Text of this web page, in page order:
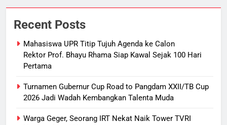
Recent Posts
Mahasiswa UPR Titip Tujuh Agenda ke Calon
Rektor Prof. Bhayu Rhama Siap Kawal Sejak 100 Hari
Pertama
Turnamen Gubernur Cup Road to Pangdam XXII/TB Cup
2026 Jadi Wadah Kembangkan Talenta Muda
Warga Geger, Seorang IRT Nekat Naik Tower TVRI
Agenda ke Calon Rektor Prof.
Bhayu Rhama Siap Kawal Sejak
100 Hari Pertama
REGION
2
Turnamen Gubernur Cup Road to
Pangdam XXII/TB Cup 2026 Jadi